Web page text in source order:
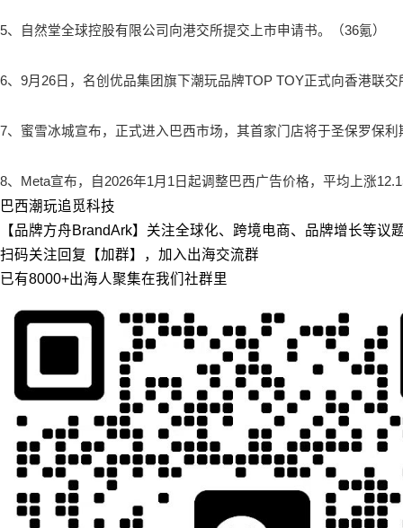
5、自然堂全球控股有限公司向港交所提交上市申请书。（36氪）
6、9月26日，名创优品集团旗下潮玩品牌TOP TOY正式向香港联
7、 蜜雪冰城宣布，正式进入巴西市场，其首家门店将于圣保罗保
8、 Meta宣布，自2026年1月1日起调整巴西广告价格，平均上涨
巴西潮玩追觅科技
【品牌方舟BrandArk】关注全球化、跨境电商、品牌增长等议
扫码关注回复【加群】，加入出海交流群
已有8000+出海人聚集在我们社群里